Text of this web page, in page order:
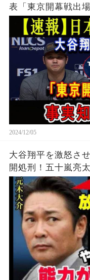
表「東京開幕戦出
2024/12/05
大谷翔平を激怒さ
開処刑！五十嵐亮
す」先輩を批判し
の反応/プロ野球/